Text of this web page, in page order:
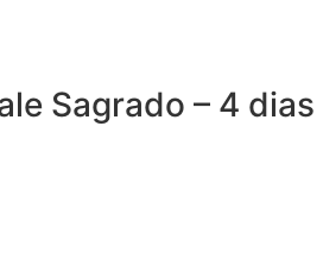
Sagrado – 4 dias